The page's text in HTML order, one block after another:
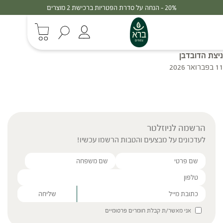
20% - הנחה על סדרת הפטריות ברכישת 2 מוצרים
ניצת הדובדבן
11 בפברואר 2026
הרשמה לניוזלטר
לעדכונים על מבצעים והטבות הרשמו עכשיו!
Please leave this field empty.
אני מאשר/ת קבלת חומרים פרסומיים